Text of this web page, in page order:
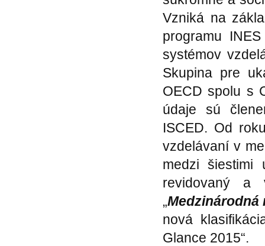
Vzniká na
programu
systémov
Skupina pre
OECD spolu s
údaje sú
ISCED. Od
vzdelávaní v
medzi šiestimi
revidovaný a
„Medzinárodná
nová
Glance 2015“.